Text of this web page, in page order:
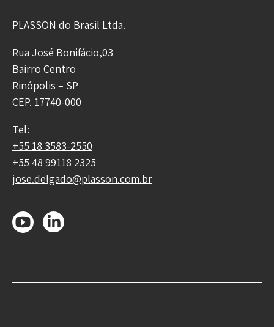
PLASSON do Brasil Ltda.
Rua José Bonifácio,03
Bairro Centro
Rinópolis – SP
CEP. 17740-000
Tel:
+55 18 3583-2550
+55 48 99118 2325
jose.delgado@plasson.com.br